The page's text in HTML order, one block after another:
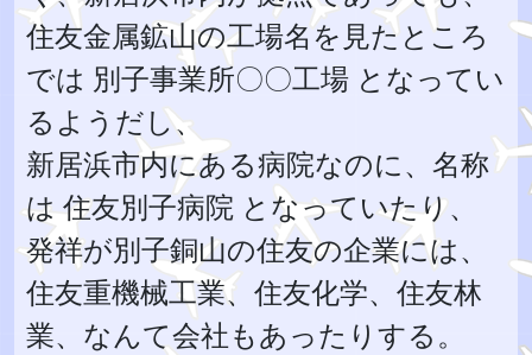
住友金属鉱山の工場名を見たところ
では 別子事業所〇〇工場 となってい
るようだし、
新居浜市内にある病院なのに、名称
は 住友別子病院 となっていたり、
発祥が別子銅山の住友の企業には、
住友重機械工業、住友化学、住友林
業、なんて会社もあったりする。